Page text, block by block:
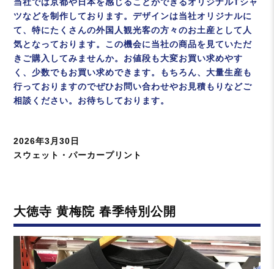
ツなどを制作しております。デザインは当社オリジナルに
て、特にたくさんの外国人観光客の方々のお土産として人
気となっております。この機会に当社の商品を見ていただ
きご購入してみませんか。お値段も大変お買い求めやす
く、少数でもお買い求めできます。もちろん、大量生産も
行っておりますのでぜひお問い合わせやお見積もりなどご
相談ください。お待ちしております。
投
稿
2026年3月30日
カ
ー
スウェット・パーカープリント
大徳寺 黄梅院 春季特別公開